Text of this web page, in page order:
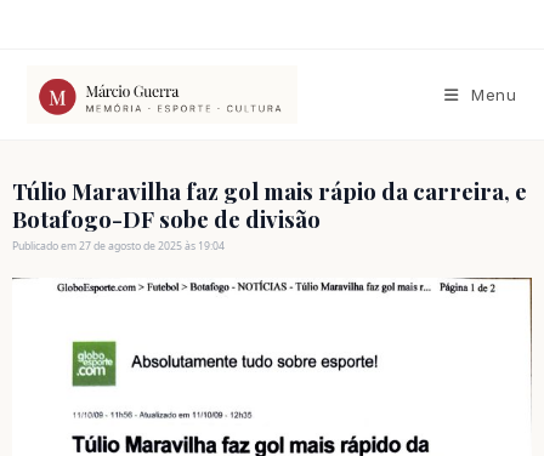
conteúdo
Menu
Túlio Maravilha faz gol mais rápio da carreira, e
Botafogo-DF sobe de divisão
Publicado em 27 de agosto de 2025 às 19:04